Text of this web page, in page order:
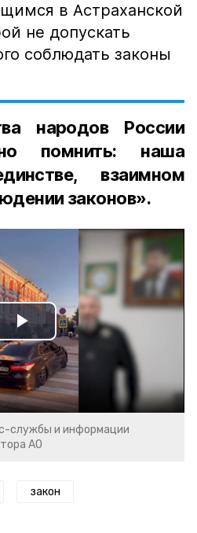
в Астраханской
не допускать
соблюдать законы
народов России
помнить: наша
взаимном
законов».
Play
Video
службы и информации
АО
закон